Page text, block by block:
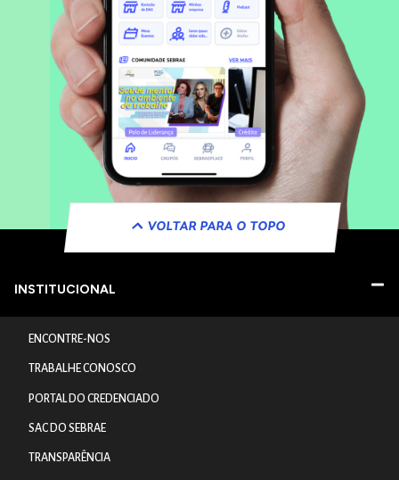
VOLTAR PARA O TOPO
INSTITUCIONAL
ENCONTRE-NOS
TRABALHE CONOSCO
PORTAL DO CREDENCIADO
SAC DO SEBRAE
TRANSPARÊNCIA